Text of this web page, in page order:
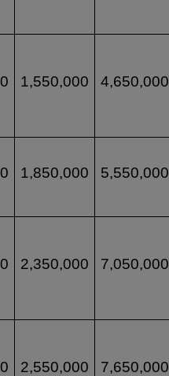
1,550,000 4,650,000
1,850,000 5,550,000
2,350,000 7,050,000
2,550,000 7,650,000